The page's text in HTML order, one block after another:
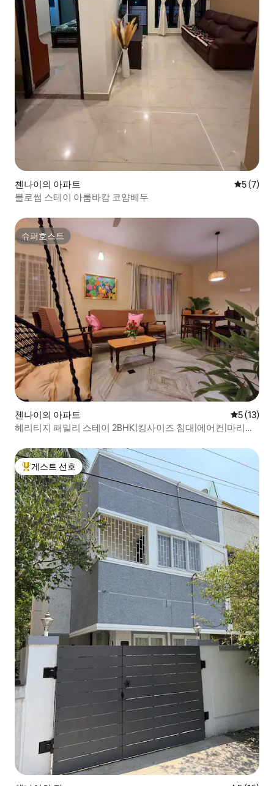
첸나이의 아파트 평점 5점
5 (7)
블로썸 스테이 아룸바캄 코얌베두
슈퍼호스트
슈퍼호스트
첸나이의 아파트 평점 5점
5 (13)
헤리티지 패밀리 스테이 2BHK|킹사이즈 침대|에어컨|마리나
상위 게스트 선호
게스트 선호